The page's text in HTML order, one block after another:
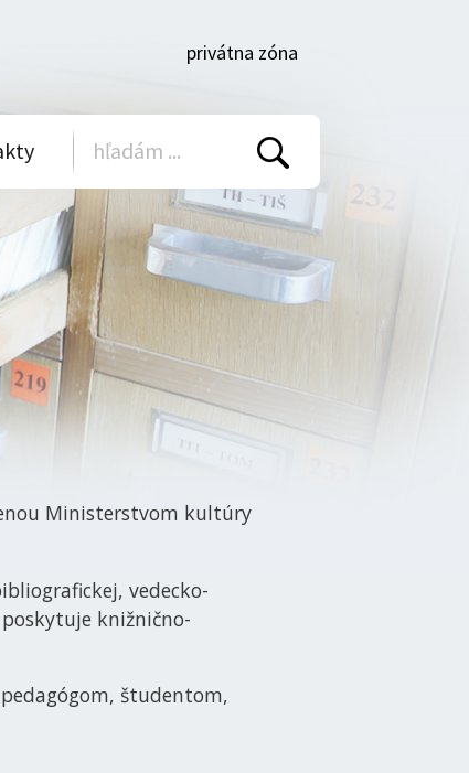
privátna zóna
Ministerstvom kultúry
vedecko-
knižnično-
študentom,